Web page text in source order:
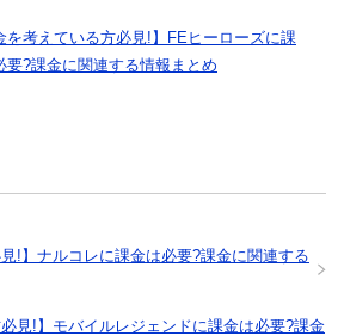
を考えている方必見!】FEヒーローズに課
要?課金に関連する情報まとめ
見!】ナルコレに課金は必要?課金に関連する
必見!】モバイルレジェンドに課金は必要?課金